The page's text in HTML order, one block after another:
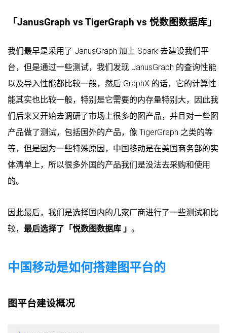
「JanusGraph vs TigerGraph vs 悦数图数据库」
我们最早是采用了 JanusGraph 加上 Spark 去建设我们平
台，但是通过一些测试，我们发现 JanusGraph 的查询性能
以及导入性能都比较一般，然后 GraphX 的话，它的计算性
能其实也比较一般，特别是它需要的内存量特别大，因此我
们后来又开始去调研了市场上很多的图产品，并且对一些图
产品做了测试，包括国外的产品，像 TigerGraph 之类的等
等，但是因为一些特殊原因，中国移动是在美国商务部的实
体清单上，所以很多外国的产品我们是没法去采购和使用
的。
因此最后，我们是选择国内的几家厂商进行了一些测试和比
较， 最后选择了「悦数图数据库 」 。
中国移动是如何搭建图平台的
图平台建设概况